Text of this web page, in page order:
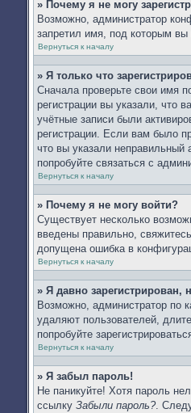
» Почему я не могу
Возможно, администратор
запретил имя, под которым вы
Вернуться к началу
» Я только что
Сначала проверьте свои имя
регистрации вы указали, что
учётные записи были
регистрации. Если вам было
что вы указали
попробуйте связаться с
Вернуться к началу
» Почему я не могу войти?
Существует несколько
введены правильно,
допущена ошибка в
Вернуться к началу
» Я давно зарегистрирован,
Возможно, администратор по
удаляют пользователей,
попробуйте
Вернуться к началу
» Я забыл пароль!
Не паникуйте! Хотя пароль
ссылку Забыли пароль?.